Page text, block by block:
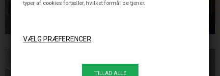
typer af cookies fortæller, hvilket formål de tjener.
26-70 LOFTLAMPE, PAPIR
26-80 LOFTLAMPE,